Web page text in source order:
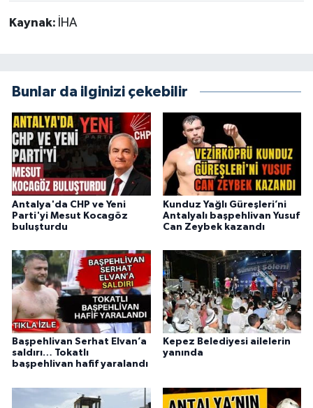
Kaynak: İHA
Bunlar da ilginizi çekebilir
Antalya'da CHP ve Yeni
Parti'yi Mesut Kocagöz
buluşturdu
Kunduz Yağlı Güreşleri’ni
Antalyalı başpehlivan Yusuf
Can Zeybek kazandı
Başpehlivan Serhat Elvan’a
saldırı… Tokatlı
başpehlivan hafif yaralandı
Kepez Belediyesi ailelerin
yanında